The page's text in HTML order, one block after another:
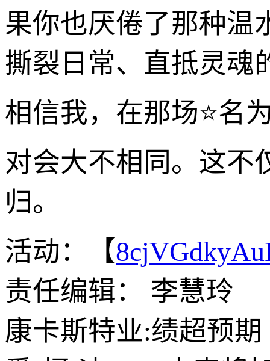
果你也厌倦了那种温
撕裂日常、直抵灵魂
相信我，在那场⭐名
对会大不相同。这不
归。
活动：【
责任编辑： 李慧玲
康卡斯特业:绩超预